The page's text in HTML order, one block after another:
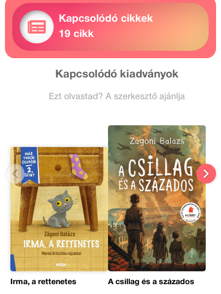
Kapcsolódó cikkek
19 cikk
Kapcsolódó kiadványok
Ezt olvastad? A szerkesztő ajánlja
Irma, a rettenetes A csillag és a százados